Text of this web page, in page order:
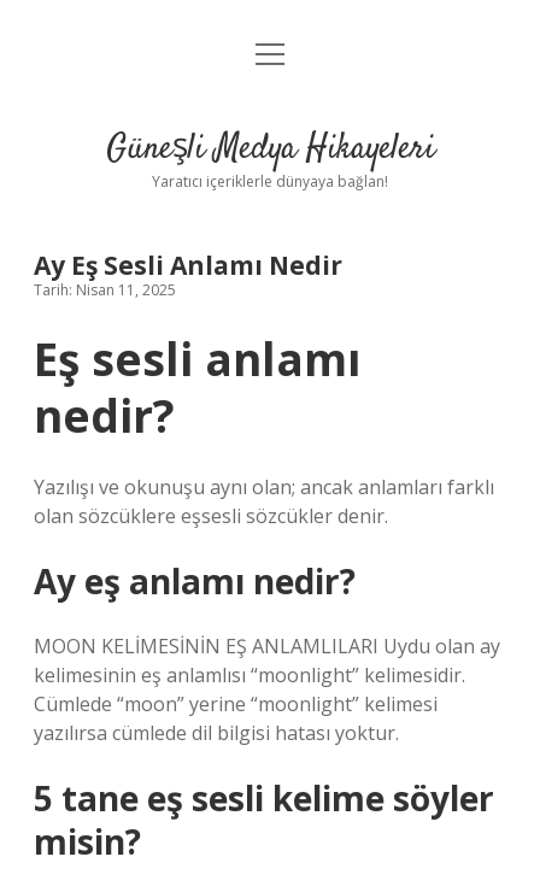
Anasayfa
Yasal Uyarı
menüyü
Güneşli Medya Hikayeleri
Yaratıcı içeriklerle dünyaya bağlan!
Ay Eş Sesli Anlamı Nedir
Tarih: Nisan 11, 2025
Eş sesli anlamı
nedir?
Yazılışı ve okunuşu aynı olan; ancak anlamları farklı
olan sözcüklere eşsesli sözcükler denir.
Ay eş anlamı nedir?
MOON KELİMESİNİN EŞ ANLAMLILARI Uydu olan ay
kelimesinin eş anlamlısı “moonlight” kelimesidir.
Cümlede “moon” yerine “moonlight” kelimesi
yazılırsa cümlede dil bilgisi hatası yoktur.
5 tane eş sesli kelime söyler
misin?